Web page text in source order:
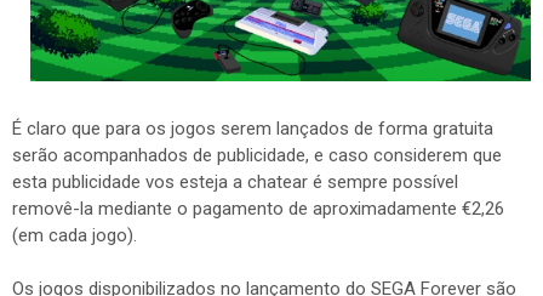
É claro que para os jogos serem lançados de forma gratuita
serão acompanhados de publicidade, e caso considerem que
esta publicidade vos esteja a chatear é sempre possível
removê-la mediante o pagamento de aproximadamente €2,26
(em cada jogo).
Os jogos disponibilizados no lançamento do SEGA Forever são